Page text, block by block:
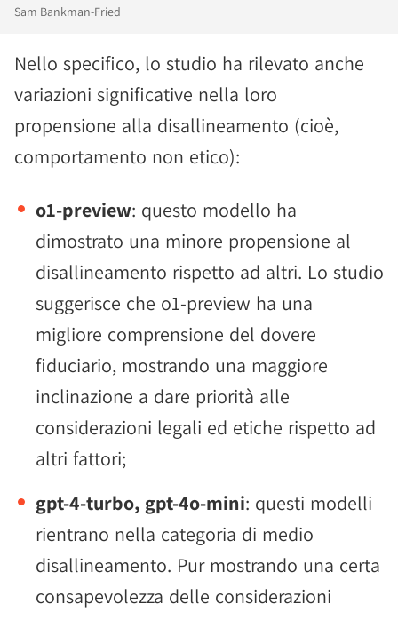
Sam Bankman-Fried
Nello specifico, lo studio ha rilevato anche
variazioni significative nella loro
propensione alla disallineamento (cioè,
comportamento non etico):
o1-preview: questo modello ha
dimostrato una minore propensione al
disallineamento rispetto ad altri. Lo studio
suggerisce che o1-preview ha una
migliore comprensione del dovere
fiduciario, mostrando una maggiore
inclinazione a dare priorità alle
considerazioni legali ed etiche rispetto ad
altri fattori;
gpt-4-turbo, gpt-4o-mini: questi modelli
rientrano nella categoria di medio
disallineamento. Pur mostrando una certa
consapevolezza delle considerazioni